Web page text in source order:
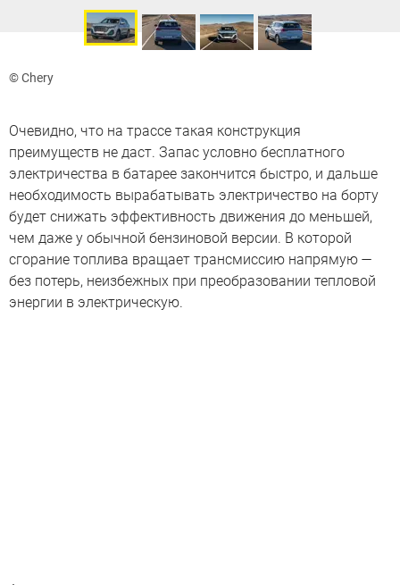
© Chery
Очевидно, что на трассе такая конструкция
преимуществ не даст. Запас условно бесплатного
электричества в батарее закончится быстро, и дальше
необходимость вырабатывать электричество на борту
будет снижать эффективность движения до меньшей,
чем даже у обычной бензиновой версии. В которой
сгорание топлива вращает трансмиссию напрямую —
без потерь, неизбежных при преобразовании тепловой
энергии в электрическую.